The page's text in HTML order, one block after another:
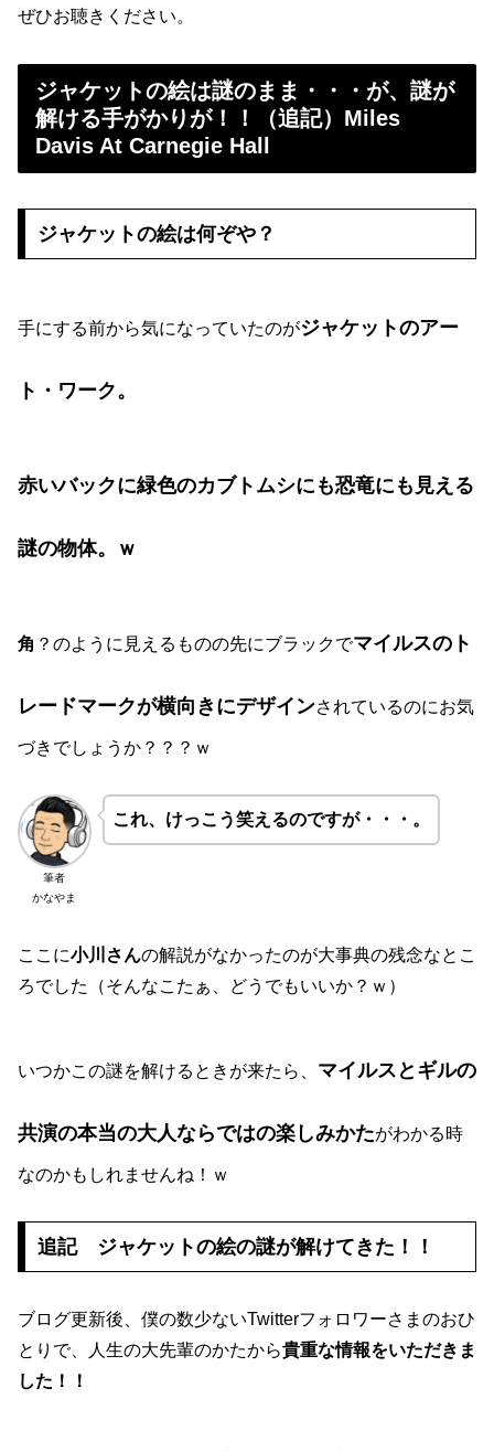
ぜひお聴きください。
ジャケットの絵は謎のまま・・・が、謎が
解ける手がかりが！！（追記）Miles
Davis At Carnegie Hall
ジャケットの絵は何ぞや？
手にする前から気になっていたのがジャケットのアー
ト・ワーク。
赤いバックに緑色のカブトムシにも恐竜にも見える
謎の物体。 ｗ
角 ？のように見えるものの先にブラックでマイルスのト
レードマークが横向きにデザインされているのにお気
づきでしょうか？？？ｗ
筆者
かなやま
これ、けっこう笑えるのですが・・・。
ここに小川さんの解説がなかったのが大事典の残念なとこ
ろでした（そんなこたぁ、どうでもいいか？ｗ）
いつかこの謎を解けるときが来たら、 マイルスとギルの
共演の本当の大人ならではの楽しみかたがわかる時
なのかもしれませんね！ｗ
追記 ジャケットの絵の謎が解けてきた！！
ブログ更新後、僕の数少ないTwitterフォロワーさまのおひ
とりで、人生の大先輩のかたから貴重な情報をいただきま
した！！